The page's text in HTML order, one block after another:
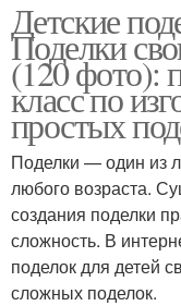
Детские
Поделки
(120 фото):
класс по
простых
Поделки — один из
любого возраста.
создания поделки
сложность. В
поделок для детей
сложных поделок.